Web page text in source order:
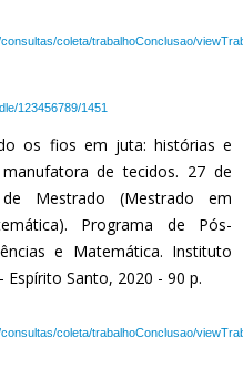
coleta/trabalhoConclusao/
123456789/1451
os fios em juta: histórias e
de tecidos. 27 de
Mestrado (Mestrado em
Programa de Pós-
e Matemática. Instituto
Espírito Santo, 2020 - 90 p.
coleta/trabalhoConclusao/